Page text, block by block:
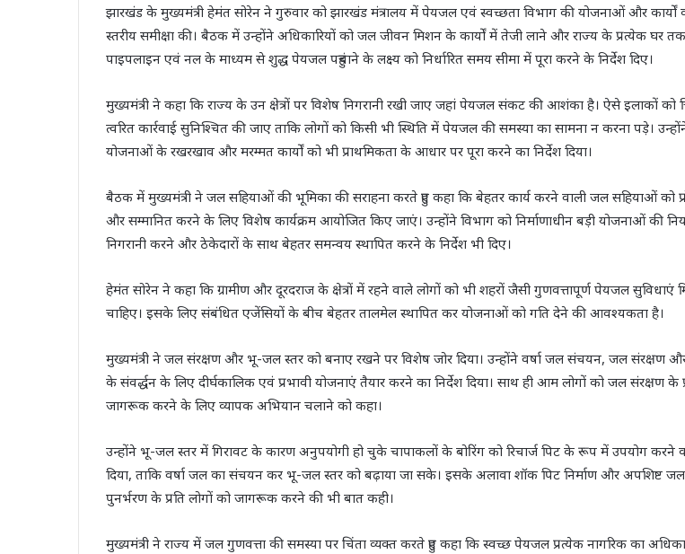
झारखंड के मुख्यमंत्री हेमंत सोरेन ने गुरुवार को झारखंड मंत्रालय में पेयजल एवं स्वच्छता विभाग की योजनाओं और कार्यों
स्तरीय समीक्षा की। बैठक में उन्होंने अधिकारियों को जल जीवन मिशन के कार्यों में तेजी लाने और राज्य के प्रत्येक घर तक
पाइपलाइन एवं नल के माध्यम से शुद्ध पेयजल पहुंचाने के लक्ष्य को निर्धारित समय सीमा में पूरा करने के निर्देश दिए।
मुख्यमंत्री ने कहा कि राज्य के उन क्षेत्रों पर विशेष निगरानी रखी जाए जहां पेयजल संकट की आशंका है। ऐसे इलाकों को
त्वरित कार्रवाई सुनिश्चित की जाए ताकि लोगों को किसी भी स्थिति में पेयजल की समस्या का सामना न करना पड़े।
योजनाओं के रखरखाव और मरम्मत कार्यों को भी प्राथमिकता के आधार पर पूरा करने का निर्देश दिया।
बैठक में मुख्यमंत्री ने जल सहियाओं की भूमिका की सराहना करते हुए कहा कि बेहतर कार्य करने वाली जल सहियाओं को
और सम्मानित करने के लिए विशेष कार्यक्रम आयोजित किए जाएं। उन्होंने विभाग को निर्माणाधीन बड़ी योजनाओं की
निगरानी करने और ठेकेदारों के साथ बेहतर समन्वय स्थापित करने के निर्देश भी दिए।
हेमंत सोरेन ने कहा कि ग्रामीण और दूरदराज के क्षेत्रों में रहने वाले लोगों को भी शहरों जैसी गुणवत्तापूर्ण पेयजल सुविधाएं
चाहिए। इसके लिए संबंधित एजेंसियों के बीच बेहतर तालमेल स्थापित कर योजनाओं को गति देने की आवश्यकता है।
मुख्यमंत्री ने जल संरक्षण और भू-जल स्तर को बनाए रखने पर विशेष जोर दिया। उन्होंने वर्षा जल संचयन, जल संरक्षण
के संवर्द्धन के लिए दीर्घकालिक एवं प्रभावी योजनाएं तैयार करने का निर्देश दिया। साथ ही आम लोगों को जल संरक्षण के
जागरूक करने के लिए व्यापक अभियान चलाने को कहा।
उन्होंने भू-जल स्तर में गिरावट के कारण अनुपयोगी हो चुके चापाकलों के बोरिंग को रिचार्ज पिट के रूप में उपयोग करने
दिया, ताकि वर्षा जल का संचयन कर भू-जल स्तर को बढ़ाया जा सके। इसके अलावा शॉक पिट निर्माण और अपशिष्ट
पुनर्भरण के प्रति लोगों को जागरूक करने की भी बात कही।
मुख्यमंत्री ने राज्य में जल गुणवत्ता की समस्या पर चिंता व्यक्त करते हुए कहा कि स्वच्छ पेयजल प्रत्येक नागरिक का